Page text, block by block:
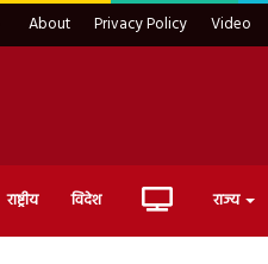
About Privacy Policy Video
राष्ट्रीय विदेश Live राज्य